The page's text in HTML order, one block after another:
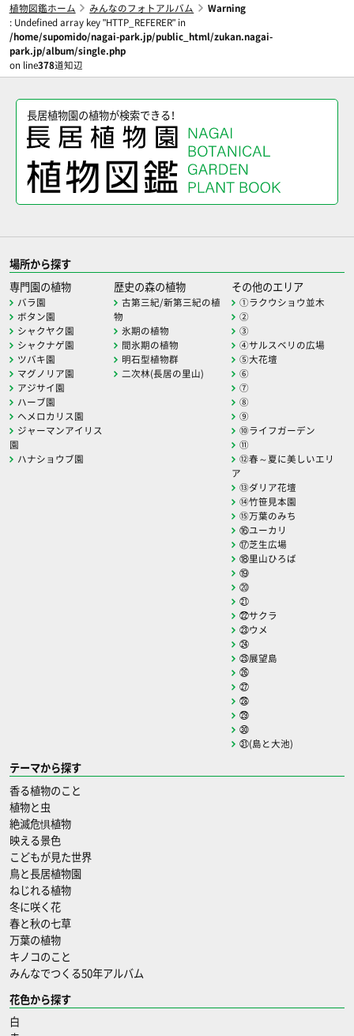
植物図鑑ホーム みんなのフォトアルバム
Warning
: Undefined array key "HTTP_REFERER" in
/home/supomido/nagai-park.jp/public_html/zukan.nagai-
park.jp/album/single.php
on line378道知辺
長居植物園の植物が検索できる！
場所から探す
専門園の植物
バラ園
ボタン園
シャクヤク園
シャクナゲ園
ツバキ園
マグノリア園
アジサイ園
ハーブ園
ヘメロカリス園
ジャーマンアイリス
園
ハナショウブ園
歴史の森の植物
古第三紀/新第三紀の植
物
氷期の植物
間氷期の植物
明石型植物群
二次林(長居の里山)
その他のエリア
①ラクウショウ並木
②
③
④サルスベリの広場
⑤大花壇
⑥
⑦
⑧
⑨
⑩ライフガーデン
⑪
⑫春～夏に美しいエリ
ア
⑬ダリア花壇
⑭竹笹見本園
⑮万葉のみち
⑯ユーカリ
⑰芝生広場
⑱里山ひろば
⑲
⑳
㉑
㉒サクラ
㉓ウメ
㉔
㉕展望島
㉖
㉗
㉘
㉙
㉚
㉛(島と大池)
テーマから探す
香る植物のこと
植物と虫
絶滅危惧植物
映える景色
こどもが見た世界
鳥と長居植物園
ねじれる植物
冬に咲く花
春と秋の七草
万葉の植物
キノコのこと
みんなでつくる50年アルバム
花色から探す
白